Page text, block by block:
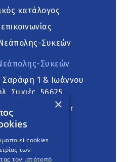
κατάλογος
Συκεών
Συκεών
Σαράφη 1 & Ιωάννου
Συκιές, 56625
×
cookies
των
τον ιστότοπό